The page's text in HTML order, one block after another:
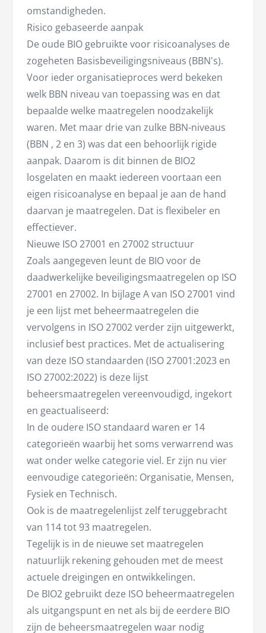
omstandigheden.
Risico gebaseerde aanpak
De oude BIO gebruikte voor risicoanalyses de
zogeheten Basisbeveiligingsniveaus (BBN's).
Voor ieder organisatieproces werd bekeken
welk BBN niveau van toepassing was en dat
bepaalde welke maatregelen noodzakelijk
waren. Met maar drie van zulke BBN-niveaus
(BBN , 2 en 3) was dat een behoorlijk rigide
aanpak. Daarom is dit binnen de BIO2
losgelaten en maakt iedereen voortaan een
eigen risicoanalyse en bepaal je aan de hand
daarvan je maatregelen. Dat is flexibeler en
effectiever.
Nieuwe ISO 27001 en 27002 structuur
Zoals aangegeven leunt de BIO voor de
daadwerkelijke beveiligingsmaatregelen op ISO
27001 en 27002. In bijlage A van ISO 27001 vind
je een lijst met beheermaatregelen die
vervolgens in ISO 27002 verder zijn uitgewerkt,
inclusief best practices. Met de actualisering
van deze ISO standaarden (ISO 27001:2023 en
ISO 27002:2022) is deze lijst
beheersmaatregelen vereenvoudigd, ingekort
en geactualiseerd:
In de oudere ISO standaard waren er 14
categorieën waarbij het soms verwarrend was
wat onder welke categorie viel. Er zijn nu vier
eenvoudige categorieën: Organisatie, Mensen,
Fysiek en Technisch.
Ook is de maatregelenlijst zelf teruggebracht
van 114 tot 93 maatregelen.
Tegelijk is in de nieuwe set maatregelen
natuurlijk rekening gehouden met de meest
actuele dreigingen en ontwikkelingen.
De BIO2 gebruikt deze ISO beheermaatregelen
als uitgangspunt en net als bij de eerdere BIO
zijn de beheersmaatregelen waar nodig